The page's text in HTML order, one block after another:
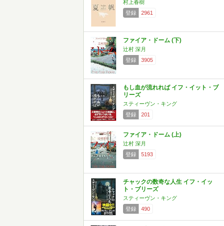
村上春樹
登録
2961
ファイア・ドーム (下)
辻村 深月
登録
3905
もし血が流れれば イフ・イット・ブ
リーズ
スティーヴン・キング
登録
201
ファイア・ドーム (上)
辻村 深月
登録
5193
チャックの数奇な人生 イフ・イッ
ト・ブリーズ
スティーヴン・キング
登録
490